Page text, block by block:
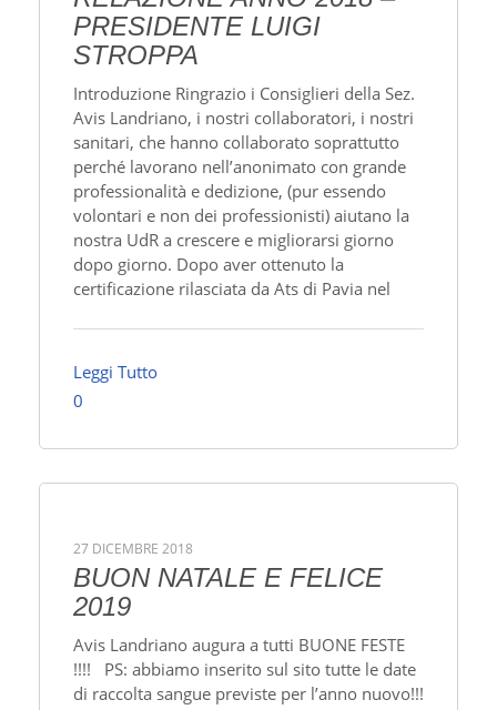
PRESIDENTE LUIGI
STROPPA
Introduzione Ringrazio i Consiglieri della Sez.
Avis Landriano, i nostri collaboratori, i nostri
sanitari, che hanno collaborato soprattutto
perché lavorano nell’anonimato con grande
professionalità e dedizione, (pur essendo
volontari e non dei professionisti) aiutano la
nostra UdR a crescere e migliorarsi giorno
dopo giorno. Dopo aver ottenuto la
certificazione rilasciata da Ats di Pavia nel
Leggi Tutto
0
27 DICEMBRE 2018
BUON NATALE E FELICE
2019
Avis Landriano augura a tutti BUONE FESTE
!!!! PS: abbiamo inserito sul sito tutte le date
di raccolta sangue previste per l’anno nuovo!!!